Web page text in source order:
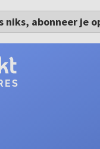
niks, abonneer je